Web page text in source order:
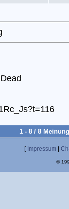
1 - 8 / 8
[ Impressum
©